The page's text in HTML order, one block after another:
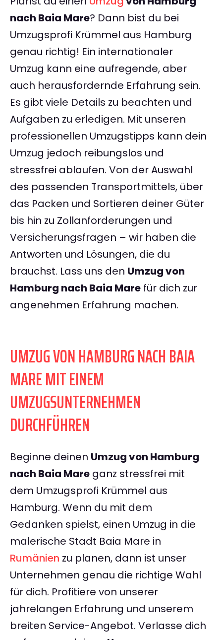
nach Baia Mare? Dann bist du bei
Umzugsprofi Krümmel aus Hamburg
genau richtig! Ein internationaler
Umzug kann eine aufregende, aber
auch herausfordernde Erfahrung sein.
Es gibt viele Details zu beachten und
Aufgaben zu erledigen. Mit unseren
professionellen Umzugstipps kann dein
Umzug jedoch reibungslos und
stressfrei ablaufen. Von der Auswahl
des passenden Transportmittels, über
das Packen und Sortieren deiner Güter
bis hin zu Zollanforderungen und
Versicherungsfragen – wir haben die
Antworten und Lösungen, die du
brauchst. Lass uns den Umzug von
Hamburg nach Baia Mare für dich zur
angenehmen Erfahrung machen.
UMZUG VON HAMBURG NACH BAIA
MARE MIT EINEM
UMZUGSUNTERNEHMEN
DURCHFÜHREN
Beginne deinen Umzug von Hamburg
nach Baia Mare ganz stressfrei mit
dem Umzugsprofi Krümmel aus
Hamburg. Wenn du mit dem
Gedanken spielst, einen Umzug in die
malerische Stadt Baia Mare in
Rumänien zu planen, dann ist unser
Unternehmen genau die richtige Wahl
für dich. Profitiere von unserer
jahrelangen Erfahrung und unserem
breiten Service-Angebot. Verlasse dich